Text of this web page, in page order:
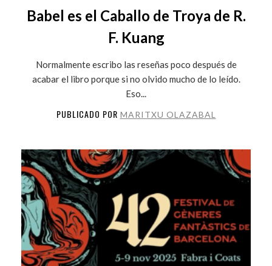
Babel es el Caballo de Troya de R.
F. Kuang
Normalmente escribo las reseñas poco después de
acabar el libro porque si no olvido mucho de lo leído.
Eso...
PUBLICADO POR MARITXU OLAZABAL